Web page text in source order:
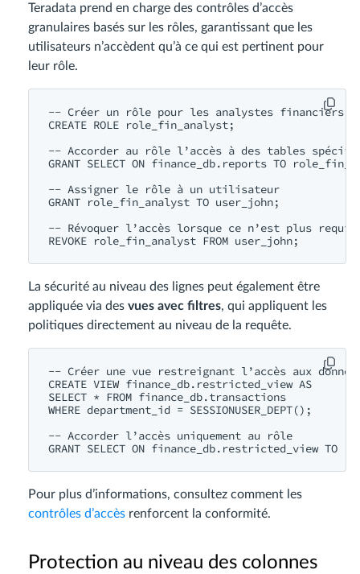
Teradata prend en charge des contrôles d’accès
granulaires basés sur les rôles, garantissant que les
utilisateurs n’accèdent qu’à ce qui est pertinent pour
leur rôle.
-- Créer un rôle pour les analystes financiers
CREATE ROLE role_fin_analyst;
-- Accorder au rôle l’accès à des tables
GRANT SELECT ON finance_db.reports TO
-- Assigner le rôle à un utilisateur
GRANT role_fin_analyst TO user_john;
-- Révoquer l’accès lorsque ce n’est plus requis
La sécurité au niveau des lignes peut également être
appliquée via des vues avec filtres, qui appliquent les
politiques directement au niveau de la requête.
-- Créer une vue restreignant l’accès aux
CREATE VIEW finance_db.restricted_view AS
SELECT * FROM finance_db.transactions
WHERE department_id = SESSIONUSER_DEPT();
-- Accorder l’accès uniquement au rôle
Pour plus d’informations, consultez comment les
contrôles d’accès renforcent la conformité.
Protection au niveau des colonnes